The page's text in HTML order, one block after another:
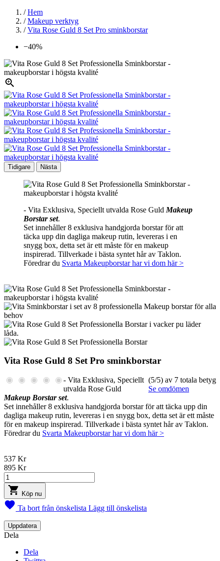
/ Hem
/ Makeup verktyg
/ Vita Rose Guld 8 Set Pro sminkborstar
−40%

Tidigare Nästa
- Vita Exklusiva, Speciellt utvalda Rose Guld Makeup
Borstar set.
Set innehåller 8 exklusiva handgjorda borstar för att
täcka upp din dagliga makeup rutin, levereras i en
snygg box, detta set är ett måste för en makeup
inspirerad. Tillverkade i bästa syntet hår av Taklon.
Föredrar du Svarta Makeupborstar har vi dom här >
Vita Rose Guld 8 Set Pro sminkborstar
(5/5) av 7 totala betyg
Se omdömen
- Vita Exklusiva, Speciellt
utvalda Rose Guld
Makeup Borstar set.
Set innehåller 8 exklusiva handgjorda borstar för att täcka upp din
dagliga makeup rutin, levereras i en snygg box, detta set är ett måste
för en makeup inspirerad. Tillverkade i bästa syntet hår av Taklon.
Föredrar du Svarta Makeupborstar har vi dom här >
537 Kr
895 Kr
 Köp nu
 Ta bort från önskelista Lägg till önskelista
Dela
Dela